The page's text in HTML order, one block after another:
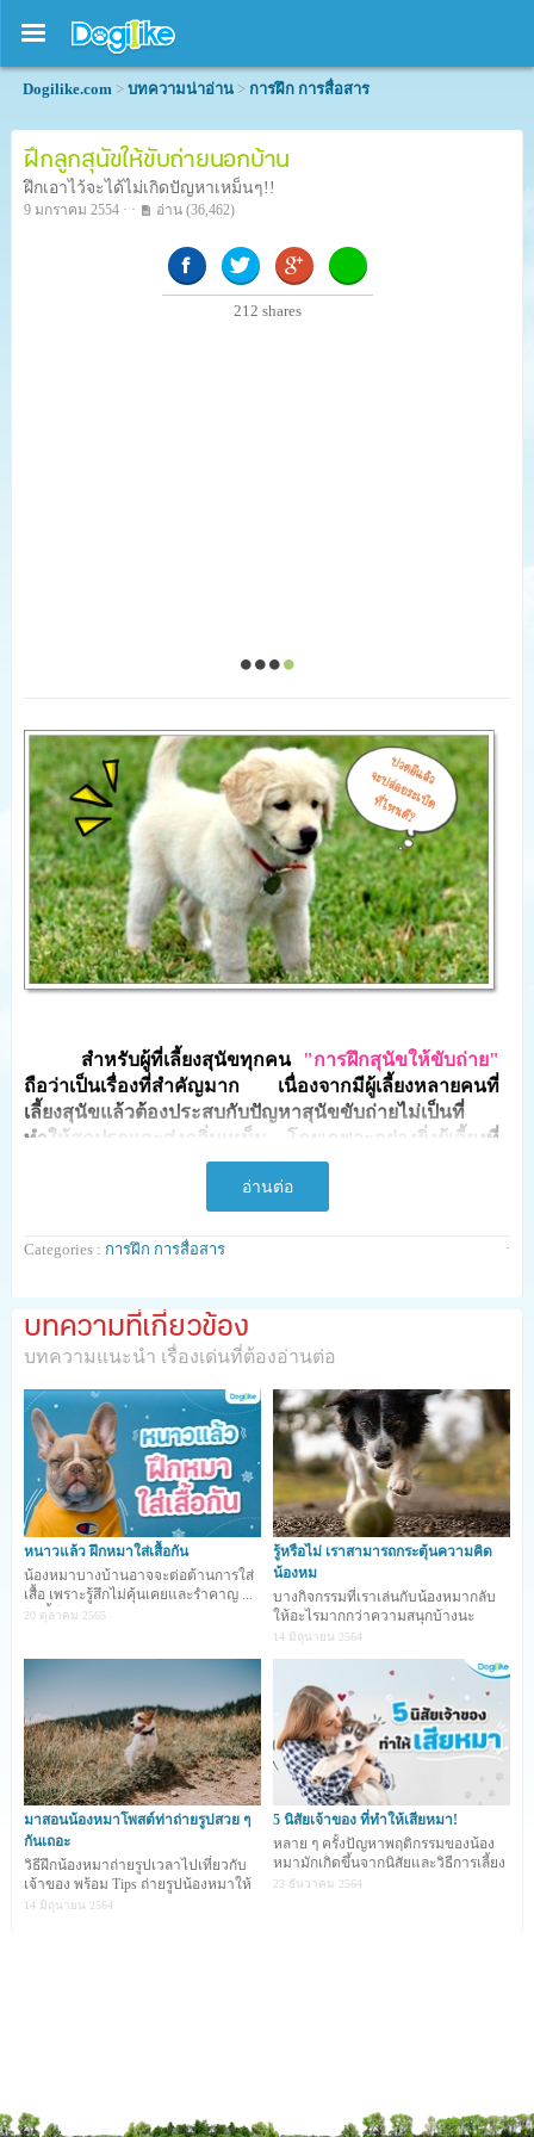
Dogilike.com > บทความน่าอ่าน > การฝึก การสื่อสาร
ฝึกลูกสุนัขให้ขับถ่ายนอกบ้าน
ฝึกเอาไว้จะได้ไม่เกิดปัญหาเหม็นๆ!!
9 มกราคม 2554 · · อ่าน (36,462)
212 shares
สำหรับผู้ที่เลี้ยงสุนัขทุกคน "การฝึกสุนัขให้ขับถ่าย"
ถือว่าเป็นเรื่องที่สำคัญมาก เนื่องจากมีผู้เลี้ยงหลายคนที่
เลี้ยงสุนัขแล้วต้องประสบกับปัญหาสุนัขขับถ่ายไม่เป็นที่
ทำให้สกปรกและส่งกลิ่นเหม็น โดยเฉพาะอย่างยิ่งผู้เลี้ยงที่
เลี้ยงสุนัขไว้ในบ้าน ปัญหานี้ถือว่าเป็นปัญหาที่สร้างความ
หงุดหงิดให้ไม่น้อยเลยทีเดียว
และด้วยสาเหตุนี้เอง จึงทำให้เราควรฝึกสุนัขตั้งแต่ยัง
เป็นลูกสุนัขอยู่(ควรเริ่มฝึกตั้งแต่สุนัขอายุ 1-2
เดือน) เพราะ
เขาจะสามารถจดจำได้ง่าย สำหรับผู้เลี้ยงที่ไม่ต้องการให้
สุนัขขับถ่ายเลอะเทอะภายในบ้านการฝึกก็สามารถเริ่มได้
ง่ายๆ จากการที่เราจะต้องนำลูกสุนัขออกไปขับถ่าย(ทั้ง
หนักและเบา) ข้างนอกบ่อยๆ โดยให้ผู้เลี้ยงพาลูกสุนัขออก
ไปขับถ่ายข้างนอกทันทีหลังจากตื่นนอน หลังการเล่น และ
หลังการกินอาหาร15 - 30นาที
เวลาทีพาลูกสุนัขออกไปขับถ่าย เราควรให้เวลาเขาได้
ดมและสำรวจพื้นที่ หรือสถานที่ขับถ่าย โดยเราอาจใช้ห
สายจูงจับไว้เพื่อคอยควบคุมไม่ให้ลูกสุนัขเลือกสถานที่ขับ
ถ่ายซ้ำกับสุนัขตัวอื่น เพราะ
อ่านต่อ
Categories : การฝึก การสื่อสาร ·
บทความที่เกี่ยวข้อง
บทความแนะนำ เรื่องเด่นที่ต้องอ่านต่อ
หนาวแล้ว ฝึกหมาใส่เสื้อกัน
น้องหมาบางบ้านอาจจะต่อต้านการใส่
เสื้อ เพราะรู้สึกไม่คุ้นเคยและรำคาญ ...
วันนี้มีเทคนิ
20 ตุลาคม 2565
รู้หรือไม่ เราสามารถกระตุ้นความคิด
น้องหม
บางกิจกรรมที่เราเล่นกับน้องหมากลับ
ให้อะไรมากกว่าความสนุกบ้างนะ
14 มิถุนายน 2564
มาสอนน้องหมาโพสต์ท่าถ่ายรูปสวย ๆ
กันเถอะ
วิธีฝึกน้องหมาถ่ายรูปเวลาไปเที่ยวกับ
เจ้าของ พร้อม Tips ถ่ายรูปน้องหมาให้
ออกมาน่ารัก
14 มิถุนายน 2564
5 นิสัยเจ้าของ ที่ทำให้เสียหมา!
หลาย ๆ ครั้งปัญหาพฤติกรรมของน้อง
หมามักเกิดขึ้นจากนิสัยและวิธีการเลี้ยง
ของเจ้าของ การท
23 ธันวาคม 2564